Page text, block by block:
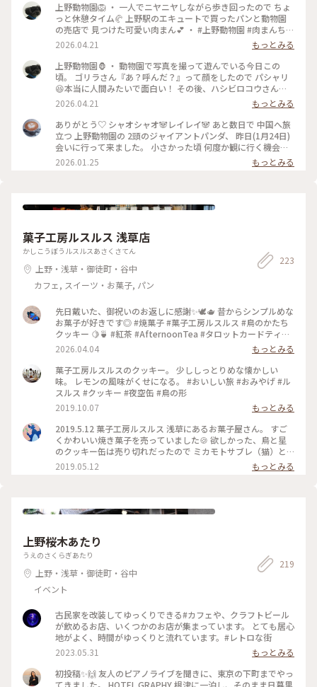
上野動物園🦁 ・ 一人でニヤニヤしながら歩き回ったので ちょ
っと休憩タイム🥐 上野駅のエキュートで買ったパンと動物園
の売店で 見つけた可愛い肉まん💕 ・ #上野動物園 #肉まんちゃ
ん #フラミンゴの羽は美しい
2026.04.21
もっとみる
上野動物園🦍 ・ 動物園で写真を撮って遊んでいる今日この
頃。 ゴリラさん『あ？呼んだ？』って顔をしたので パシャリ
😆本当に人間みたいで面白い！ その後、ハシビロコウさんを
見に行くと、お部屋の中で 自分の美しい羽にウットリしなが
ら身だしなみを 整えていらっしゃいました😊 ・ #上野動物園
#ゴリラの親分 #ハシビロコウ
2026.04.21
もっとみる
ありがとう♡ シャオシャオ🐼レイレイ🐼 あと数日で 中国へ旅
立つ 上野動物園の 2頭のジャイアントパンダ、 昨日(1月24日)
会いに行って来ました。 小さかった頃 何度か観に行く機会が
ありましたが、今回は久しぶり。。 大きくなりましたね💕 体
重は約100キロ、毛並みも凛々しく 立派な姿に✨✨ レイレイ、
り、少し待ったあとの入場、 もぐもぐタイムの真っ只中でし
る シャオシャオ(3〜5枚目)の 愛くるしい姿を観ることが出来
ました。 ガラスの向こうで 熱い視線を送る 私たちなど まった
く気にする事なく、マイペースの シャオシャオと レイレ
イ。。 私たちも 思わず笑顔に。。 ちょっとした動きに 優しい
歓声が上がったり… 和気藹々とした 空気の パンダ舎は、静か
で 穏やかな時間が 流れていました。 中国に帰っても、いつま
でも元気でね たくさんの癒しを ありがとう♡ 抽選応募に当選
させていただき感謝です🙏♡ #パンダ #シャオシャオ #レイレ
イ #上野動物園 #開運旅 #上野 #東京 #ことりっぷと一緒
2026.01.25 もっとみる
菓子工房ルスルス 浅草店
かしこうぼうルスルスあさくさてん
上野・浅草・御徒町・谷中
カフェ, スイーツ・お菓子, パン
223
先日戴いた、御祝いのお返しに感謝✨🕊️🫖 昔からシンプルめな
お菓子が好きです◎ #焼菓子 #菓子工房ルスルス #鳥のかたち
クッキー 🍋🍵 #紅茶 #AfternoonTea #タロットカードティー
🐰
2026.04.04
もっとみる
菓子工房ルスルスのクッキー。 少ししっとりめな懐かしい
味。 レモンの風味がくせになる。 #おいしい旅 #おみやげ #ル
スルス #クッキー #夜空缶 #鳥の形
2019.10.07
もっとみる
2019.5.12 菓子工房ルスルス 浅草にあるお菓子屋さん。 すご
くかわいい焼き菓子を売っていました🍪 欲しかった、鳥と星
のクッキー缶は売り切れだったので ミカモトサブレ（猫）と
紅茶クッキーを買って帰りました🐱💕 今はイートインはお休
みしているみたいです。 #東京 #浅草 #スイーツ #クッキ
2019.05.12 もっとみる
上野桜木あたり
うえのさくらぎあたり
上野・浅草・御徒町・谷中
イベント
219
古民家を改装してゆっくりできる#カフェや、クラフトビール
が飲めるお店、いくつかのお店が集まっています。 とても居心
地がよく、時間がゆっくりと流れています。#レトロな街
2023.05.31
もっとみる
初投稿✨🙌 友人のピアノライブを聞きに、東京の下町までやっ